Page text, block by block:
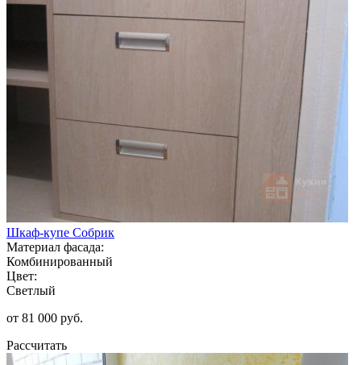
Шкаф-купе Собрик
Материал фасада:
Комбинированный
Цвет:
Светлый
от 81 000 руб.
Рассчитать